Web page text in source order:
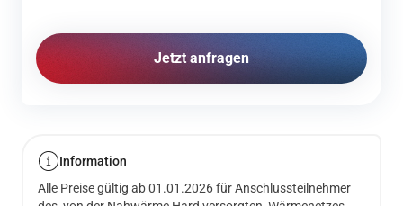
Jetzt anfragen
Information
Alle Preise gültig ab 01.01.2026 für Anschlussteilnehmer